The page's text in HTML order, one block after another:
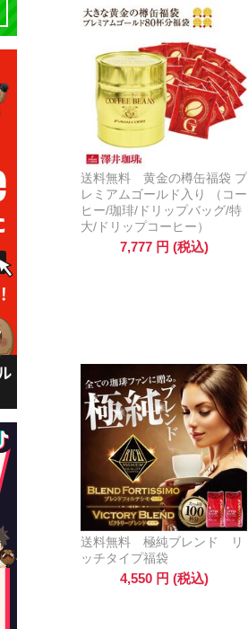
送料無料 黄金の樽缶福袋 プ
レミアムゴールド入り （コー
ヒー/珈琲/ドリップバッグ/特
大/ドリップコーヒー）
7,777 円 (税込)
送料無料 極純ブレンド リ
ッチタイプ福袋
4,550 円 (税込)